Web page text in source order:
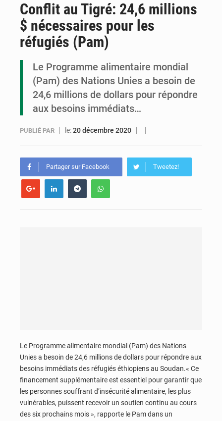
Le Congo se dote d’un programme national pour valoriser les produits forestiers non ligneux
Conflit au Tigré: 24,6 millions
$ nécessaires pour les
réfugiés (Pam)
Le Programme alimentaire mondial
(Pam) des Nations Unies a besoin de
24,6 millions de dollars pour répondre
aux besoins immédiats…
PUBLIÉ PAR le:20 décembre 2020
Partager sur Facebook Tweetez!
Le Programme alimentaire mondial (Pam) des Nations
Unies a besoin de 24,6 millions de dollars pour répondre aux
besoins immédiats des réfugiés éthiopiens au Soudan.« Ce
financement supplémentaire est essentiel pour garantir que
les personnes souffrant d’insécurité alimentaire, les plus
vulnérables, puissent recevoir un soutien continu au cours
des six prochains mois », rapporte le Pam dans un